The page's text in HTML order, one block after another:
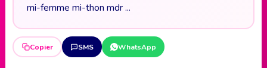
mi-femme mi-thon mdr ...
Copier SMS WhatsApp